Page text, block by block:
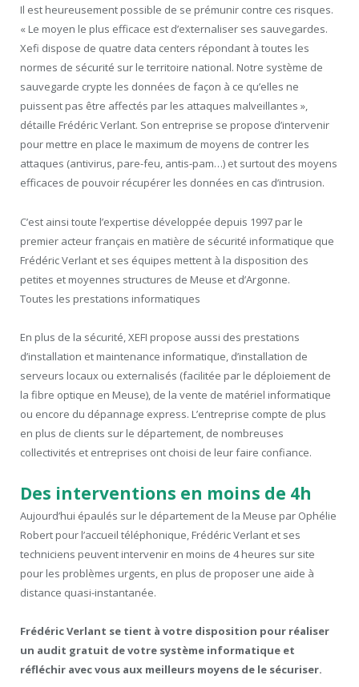
Il est heureusement possible de se prémunir contre ces risques.
« Le moyen le plus efficace est d’externaliser ses sauvegardes.
Xefi dispose de quatre data centers répondant à toutes les
normes de sécurité sur le territoire national. Notre système de
sauvegarde crypte les données de façon à ce qu’elles ne
puissent pas être affectés par les attaques malveillantes »,
détaille Frédéric Verlant. Son entreprise se propose d’intervenir
pour mettre en place le maximum de moyens de contrer les
attaques (antivirus, pare-feu, antis-pam…) et surtout des moyens
efficaces de pouvoir récupérer les données en cas d’intrusion.
C’est ainsi toute l’expertise développée depuis 1997 par le
premier acteur français en matière de sécurité informatique que
Frédéric Verlant et ses équipes mettent à la disposition des
petites et moyennes structures de Meuse et d’Argonne.
Toutes les prestations informatiques
En plus de la sécurité, XEFI propose aussi des prestations
d’installation et maintenance informatique, d’installation de
serveurs locaux ou externalisés (facilitée par le déploiement de
la fibre optique en Meuse), de la vente de matériel informatique
ou encore du dépannage express. L’entreprise compte de plus
en plus de clients sur le département, de nombreuses
collectivités et entreprises ont choisi de leur faire confiance.
Des interventions en moins de 4h
Aujourd’hui épaulés sur le département de la Meuse par Ophélie
Robert pour l’accueil téléphonique, Frédéric Verlant et ses
techniciens peuvent intervenir en moins de 4 heures sur site
pour les problèmes urgents, en plus de proposer une aide à
distance quasi-instantanée.
Frédéric Verlant se tient à votre disposition pour réaliser
un audit gratuit de votre système informatique et
réfléchir avec vous aux meilleurs moyens de le sécuriser.